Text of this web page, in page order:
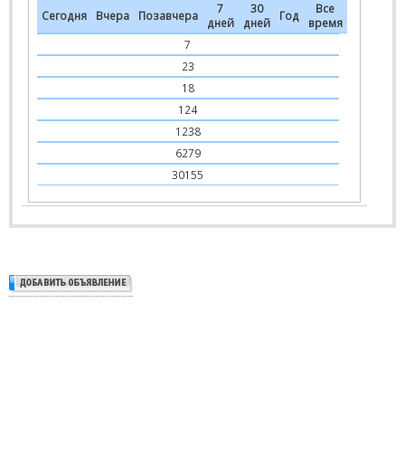
Сегодня Вчера Позавчера
7
дней
30
дней
Год
Все
время
7
23
18
124
1238
6279
30155